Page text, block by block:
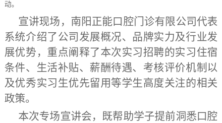
动。
宣讲现场，南阳正能口腔门诊有限公司代表
系统介绍了公司发展概况、品牌实力及行业发
展优势，重点阐释了本次实习招聘的实习住宿
条件、生活补贴、薪酬待遇、考核评价机制以
及优秀实习生优先留用等学生高度关注的相关
政策。
本次专场宣讲会， 既帮助学子提前洞悉口腔